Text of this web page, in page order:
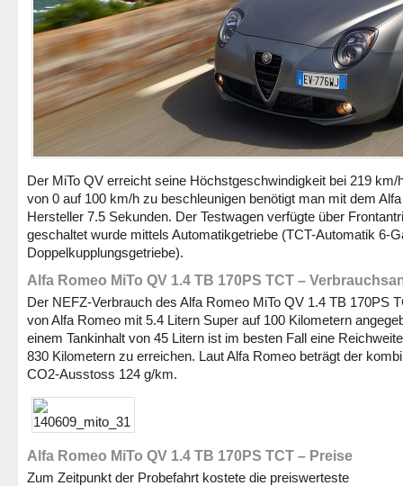
Der MiTo QV erreicht seine Höchstgeschwindigkeit bei 219 km/
von 0 auf 100 km/h zu beschleunigen benötigt man mit dem
Hersteller 7.5 Sekunden. Der Testwagen verfügte über
geschaltet wurde mittels Automatikgetriebe (TCT-Automatik 6-
Doppelkupplungsgetriebe).
Alfa Romeo MiTo QV 1.4 TB 170PS TCT –
Der NEFZ-Verbrauch des Alfa Romeo MiTo QV 1.4 TB 170PS
von Alfa Romeo mit 5.4 Litern Super auf 100 Kilometern
einem Tankinhalt von 45 Litern ist im besten Fall eine
830 Kilometern zu erreichen. Laut Alfa Romeo beträgt der
CO2-Ausstoss 124 g/km.
Alfa Romeo MiTo QV 1.4 TB 170PS TCT – Preise
Zum Zeitpunkt der Probefahrt kostete die preiswerteste